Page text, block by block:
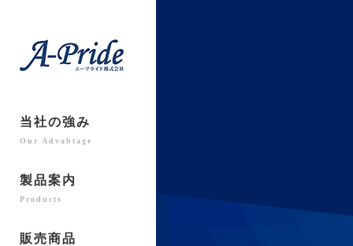
当社の強み
Our Advabtage
製品案内
Products
販売商品